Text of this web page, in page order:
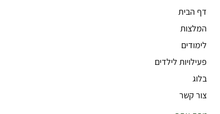
דף הבית
המלצות
לימודים
פעילויות לילדים
בלוג
צור קשר